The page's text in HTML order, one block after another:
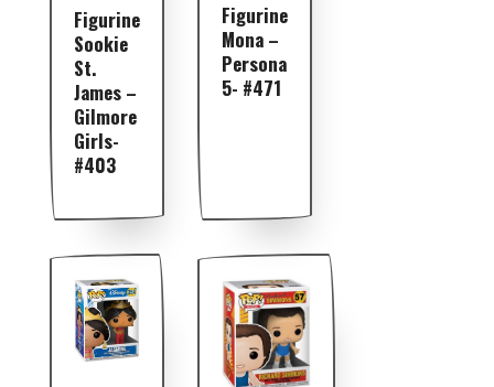
Figurine
Sookie
St.
James –
Gilmore
Girls-
#403
Figurine
Mona –
Persona
5- #471